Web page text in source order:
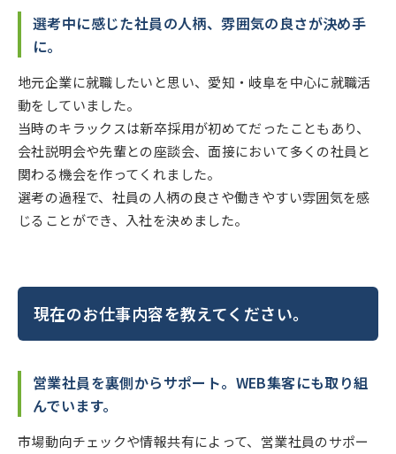
選考中に感じた社員の人柄、雰囲気の良さが決め手
に。
地元企業に就職したいと思い、愛知・岐阜を中心に就職活
動をしていました。
当時のキラックスは新卒採用が初めてだったこともあり、
会社説明会や先輩との座談会、面接において多くの社員と
関わる機会を作ってくれました。
選考の過程で、社員の人柄の良さや働きやすい雰囲気を感
じることができ、入社を決めました。
現在のお仕事内容を教えてください。
営業社員を裏側からサポート。WEB集客にも取り組
んでいます。
市場動向チェックや情報共有によって、営業社員のサポー